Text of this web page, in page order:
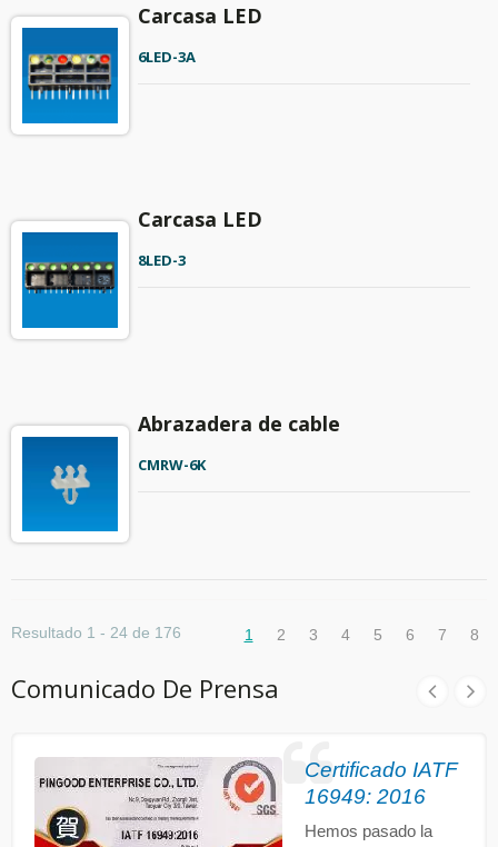
Carcasa LED
6LED-3A
Carcasa LED
8LED-3
Abrazadera de cable
CMRW-6K
Resultado 1 - 24 de 176 1 2 3 4 5 6 7 8
Comunicado De Prensa
Certificado IATF
16949: 2016
Hemos pasado la